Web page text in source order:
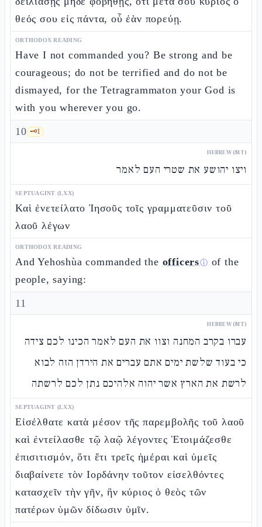
θεός σου εἰς πάντα, οὗ ἐὰν πορεύῃ.
ORTHODOX READING
Have I not commanded you? Be strong and be
courageous; do not be terrified and do not be
dismayed, for the Tetragrammaton your God is
with you wherever you go.
10 🗝️1
HEBREW (MT)
ויצו יהושע את שטרי העם לאמר
SEPTUAGINT (LXX)
Καὶ ἐνετείλατο Ἰησοῦς τοῖς γραμματεῦσιν τοῦ
λαοῦ λέγων
ORTHODOX READING
And Yehoshùa commanded the officersⓘ of the
people, saying:
11
HEBREW (MT)
עברו בקרב המחנה וצוו את העם לאמר הכינו לכם צידה
כי בעוד שלשת ימים אתם עברים את הירדן הזה לבוא
לרשת את הארץ אשר יהוה אלהיכם נתן לכם לרשתה
SEPTUAGINT (LXX)
Εἰσέλθατε κατὰ μέσον τῆς παρεμβολῆς τοῦ λαοῦ
καὶ ἐντείλασθε τῷ λαῷ λέγοντες Ἑτοιμάζεσθε
ἐπισιτισμόν, ὅτι ἔτι τρεῖς ἡμέραι καὶ ὑμεῖς
διαβαίνετε τὸν Ιορδάνην τοῦτον εἰσελθόντες
κατασχεῖν τὴν γῆν, ἣν κύριος ὁ θεὸς τῶν
πατέρων ὑμῶν δίδωσιν ὑμῖν.